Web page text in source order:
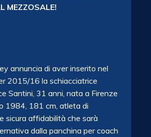
MEZZOSALE!
annuncia di aver inserito nel
2015/16 la schiacciatrice
Santini, 31 anni, nata a Firenze
1984, 181 cm, atleta di
sicura affidabilità che sarà
dalla panchina per coach